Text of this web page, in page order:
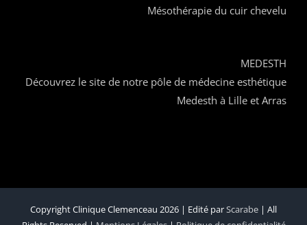
Mésothérapie du cuir chevelu
MEDESTH
Découvrez le site de notre pôle de médecine esthétique
Medesth à Lille et Arras
Copyright Clinique Clemenceau 2026 | Edité parScarabe | All